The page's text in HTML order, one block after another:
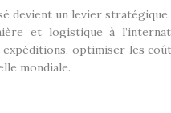
devient un levier
et logistique à
optimiser les
mondiale.